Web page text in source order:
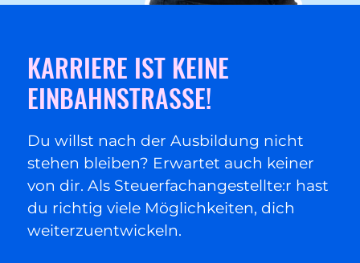
KARRIERE IST KEINE
EINBAHNSTRASSE!
Du willst nach der Ausbildung nicht
stehen bleiben? Erwartet auch keiner
von dir. Als Steuerfachangestellte:r hast
du richtig viele Möglichkeiten, dich
weiterzuentwickeln.